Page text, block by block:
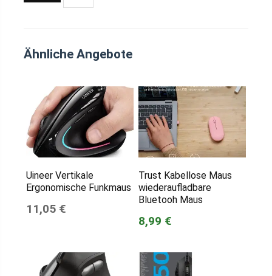
Ähnliche Angebote
Uineer Vertikale
Ergonomische Funkmaus
11,05 €
Trust Kabellose Maus
wiederaufladbare
Bluetooh Maus
8,99 €